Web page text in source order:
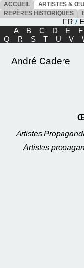
ACCUEIL ARTISTES &
REPÈRES HISTORIQUES
FR /
A
B C D E F
Q
R S T U V